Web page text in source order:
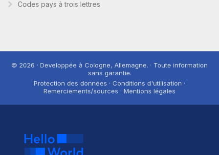
Codes pays à trois lettres
© 2026 · Developpée à Cologne, Allemagne. · Toute information
sans garantie.
Protection des données · Conditions d'utilisation ·
Remerciements/sources · Mentions légales